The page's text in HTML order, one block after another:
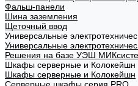
Фальш-панели
Шина заземления
Щеточный ввод
Универсальные
Универсальные
Решения на базе УЭШ
Шкафы серверные и Колокейшн
Шкафы серверные и Колокейшн